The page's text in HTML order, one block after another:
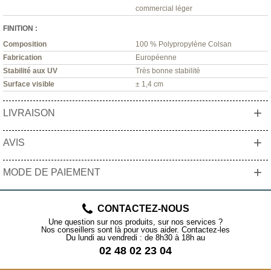
commercial léger
FINITION :
Composition
100 % Polypropylène Colsan
Fabrication
Européenne
Stabilité aux UV
Très bonne stabilité
Surface visible
± 1,4 cm
LIVRAISON +
AVIS +
MODE DE PAIEMENT +
CONTACTEZ-NOUS
Une question sur nos produits, sur nos services ?
Nos conseillers sont là pour vous aider. Contactez-les
Du lundi au vendredi : de 8h30 à 18h au
02 48 02 23 04